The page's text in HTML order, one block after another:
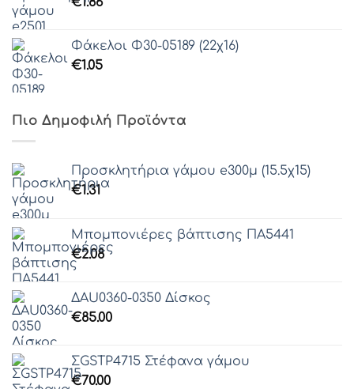
Φάκελοι Φ30-05189 (22χ16)
€1.05
Πιο Δημοφιλή Προϊόντα
Προσκλητήρια γάμου e300μ (15.5χ15)
€1.31
Μπομπονιέρες βάπτισης ΠΑ5441
€2.08
ΔAU0360-0350 Δίσκος
€85.00
ΣGSTP4715 Στέφανα γάμου
€70.00